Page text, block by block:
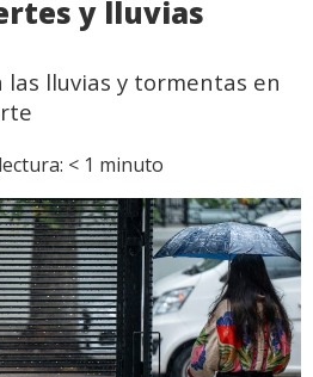
y lluvias
las lluvias y tormentas en
< 1 minuto